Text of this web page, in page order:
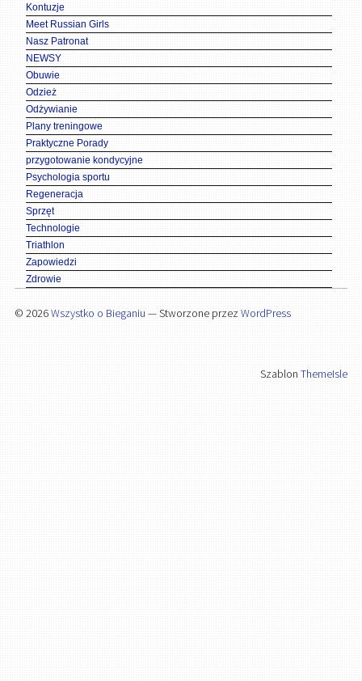
Kontuzje
Meet Russian Girls
Nasz Patronat
NEWSY
Obuwie
Odzież
Odżywianie
Plany treningowe
Praktyczne Porady
przygotowanie kondycyjne
Psychologia sportu
Regeneracja
Sprzęt
Technologie
Triathlon
Zapowiedzi
Zdrowie
© 2026Wszystko o Bieganiu — Stworzone przez WordPress
SzablonThemeIsle